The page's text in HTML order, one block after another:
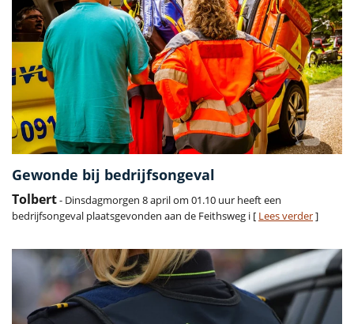
Gewonde bij bedrijfsongeval
Tolbert- Dinsdagmorgen 8 april om 01.10 uur heeft een
bedrijfsongeval plaatsgevonden aan de Feithsweg i [ Lees verder]